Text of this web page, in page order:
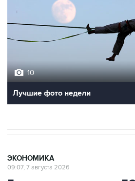
10
Лучшие фото недели
ЭКОНОМИКА
09:07, 7 августа 2026